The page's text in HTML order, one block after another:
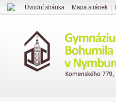
Úvodní stránka Mapa stránek